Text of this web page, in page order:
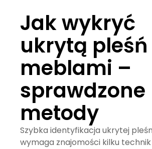
Jak wykryć
ukrytą pleśń
meblami –
sprawdzone
metody
Szybka identyfikacja ukrytej
wymaga znajomości kilku technik